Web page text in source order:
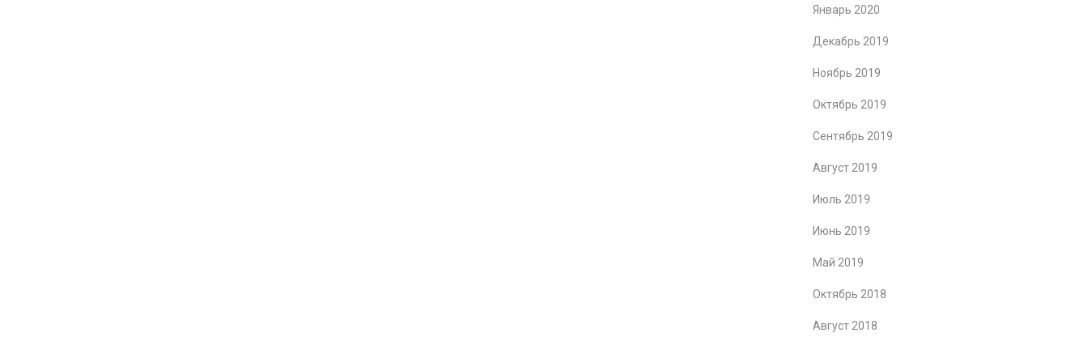
Январь 2020
Декабрь 2019
Ноябрь 2019
Октябрь 2019
Сентябрь 2019
Август 2019
Июль 2019
Июнь 2019
Май 2019
Октябрь 2018
Август 2018